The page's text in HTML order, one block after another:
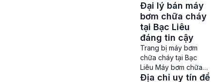
Máy bơm chữa cháy
tại Cà Mau – Cháy nổ
và hoả hoạn có thể
xảy ra ở bất cứ nơi
đâu và vào bất cứ
thời điểm nào. Là một
tỉnh thành có tốc độ
phát triển nhanh
Đại lý bán máy
bơm chữa cháy
tại Bạc Liêu
đáng tin cậy
Trang bị máy bơm
chữa cháy tại Bạc
Liêu Máy bơm chữa
cháy tại Bạc Liêu – Để
Địa chỉ uy tín để